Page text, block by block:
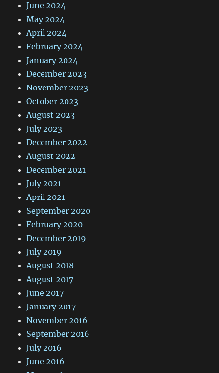
June 2024
May 2024
April 2024
February 2024
January 2024
December 2023
November 2023
October 2023
August 2023
July 2023
December 2022
August 2022
December 2021
July 2021
April 2021
September 2020
February 2020
December 2019
July 2019
August 2018
August 2017
June 2017
January 2017
November 2016
September 2016
July 2016
June 2016